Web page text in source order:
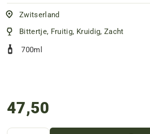
Zwitserland
Bittertje, Fruitig, Kruidig, Zacht
700ml
47,50